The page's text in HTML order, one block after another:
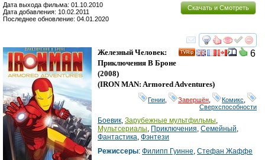
Скачать и Смотреть
Дата выхода фильма: 01.10.2010
Дата добавления: 10.02.2011
Последнее обновление: 04.01.2020
смотреть
6
Железный Человек:
Приключения В Броне
(2008)
(IRON MAN: Armored Adventures)
Гении Завершён Комикс
Сверхспособности
Боевик, Зарубежные мультфильмы,
Мультсериалы, Приключения, Семейный,
Фантастика, Фэнтези
Режиссеры: Филипп Гуинне, Стефан Жаффе